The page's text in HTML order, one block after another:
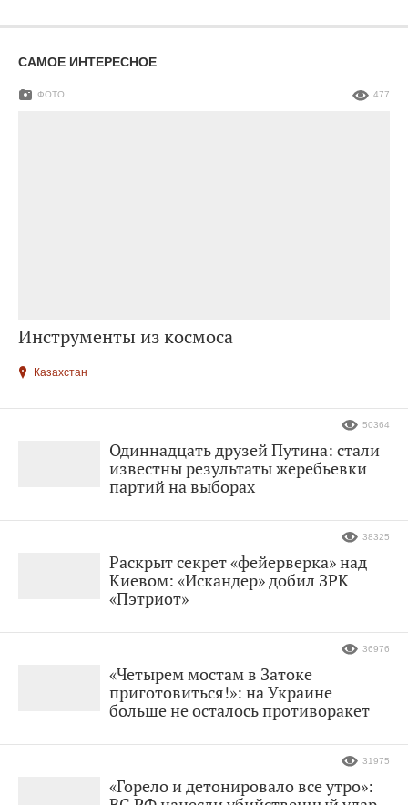
САМОЕ ИНТЕРЕСНОЕ
Инструменты из космоса
ФОТО 477
Казахстан
Одиннадцать друзей Путина: стали
известны результаты жеребьевки
партий на выборах
50364
Раскрыт секрет «фейерверка» над
Киевом: «Искандер» добил ЗРК
«Пэтриот»
38325
«Четырем мостам в Затоке
приготовиться!»: на Украине
больше не осталось противоракет
36976
«Горело и детонировало все утро»:
31975